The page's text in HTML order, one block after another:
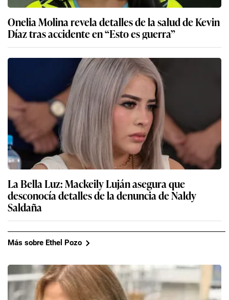
Onelia Molina revela detalles de la salud de Kevin
Díaz tras accidente en “Esto es guerra”
La Bella Luz: Mackeily Luján asegura que
desconocía detalles de la denuncia de Naldy
Saldaña
Más sobre Ethel Pozo